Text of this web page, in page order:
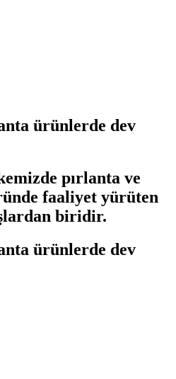
ürünlerde dev
pırlanta ve
faaliyet yürüten
biridir.
ürünlerde dev